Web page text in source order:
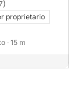
proprietario
· 15 m